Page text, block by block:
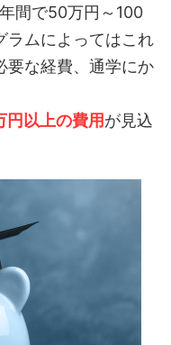
間で50万円～100
ラムによってはこれ
要な経費、通学にか
円以上の費用が見込